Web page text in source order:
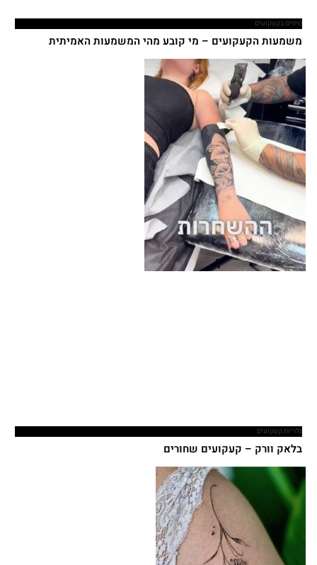
טיפים בקעקועים
משמעות הקעקועים – מי קובע מהי המשמעות האמיתית
גלריות קעקועים
בלאק וורק – קעקועים שחורים